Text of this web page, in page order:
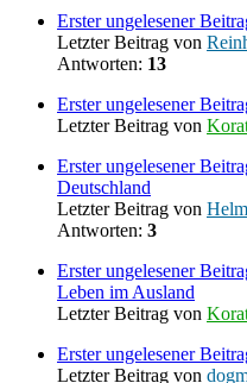
Erster ungelesener
Letzter Beitrag von
Antworten: 13
Erster ungelesener
Letzter Beitrag von
Erster ungelesener
Deutschland
Letzter Beitrag von
Antworten: 3
Erster ungelesener
Leben im Ausland
Letzter Beitrag von
Erster ungelesener
Letzter Beitrag von